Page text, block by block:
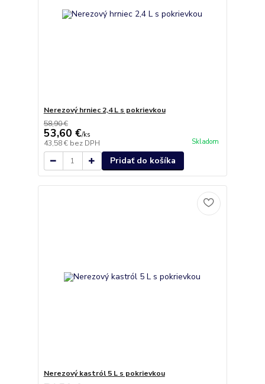
Nerezový hrniec 2,4 L s pokrievkou
58,90 €
53,60 €/ks
43,58 € bez DPH Skladom
Pridať do košíka
Nerezový kastról 5 L s pokrievkou